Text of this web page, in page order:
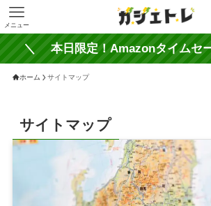
メニュー
＼ 本日限定！Amazonタイムセ
ホーム サイトマップ
サイトマップ